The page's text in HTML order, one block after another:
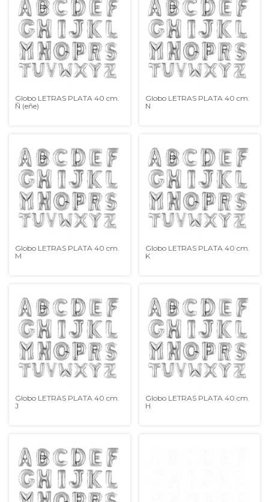
Globo LETRAS PLATA 40 cm.
Ñ (eñe)
Globo LETRAS PLATA 40 cm.
N
Globo LETRAS PLATA 40 cm.
M
Globo LETRAS PLATA 40 cm.
K
Globo LETRAS PLATA 40 cm.
J
Globo LETRAS PLATA 40 cm.
H